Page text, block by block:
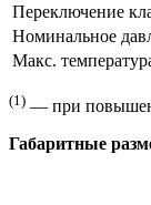
Переключение
Номинальное
Макс.
(1) — при
Габаритные